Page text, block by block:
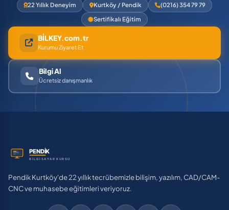
22 Yıllık Deneyim Kurtköy / Pendik
(0216) 354 79 79
Sertifikalı Eğitim
BİLKEY.com.tr
Kurumu Ziyaret Et
Bilgi Al
Ücretsiz danışmanlık
Pendik Kurtköy'de 22 yıllık tecrübemizle bilişim, yazılım, CAD/CAM-
CNC ve muhasebe eğitimleri veriyoruz.